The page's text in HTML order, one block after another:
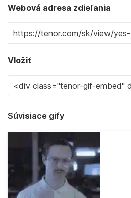
Webová adresa zdieľania
Vložiť
Súvisiace gify